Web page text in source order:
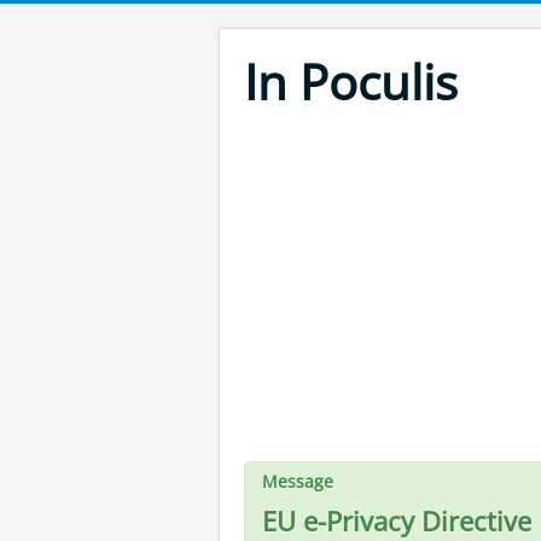
In Poculis
Message
EU e-Privacy Directive